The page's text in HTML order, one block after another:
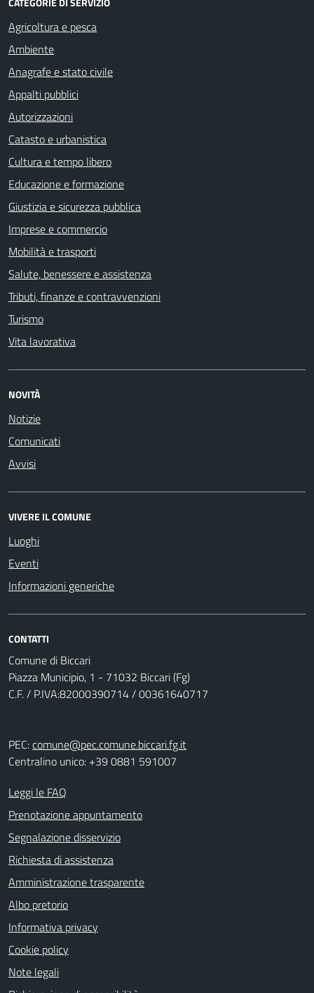
Agricoltura e pesca
Ambiente
Anagrafe e stato civile
Appalti pubblici
Autorizzazioni
Catasto e urbanistica
Cultura e tempo libero
Educazione e formazione
Giustizia e sicurezza pubblica
Imprese e commercio
Mobilità e trasporti
Salute, benessere e assistenza
Tributi, finanze e contravvenzioni
Turismo
Vita lavorativa
NOVITÀ
Notizie
Comunicati
Avvisi
VIVERE IL COMUNE
Luoghi
Eventi
Informazioni generiche
CONTATTI
Comune di Biccari
Piazza Municipio, 1 - 71032 Biccari (Fg)
C.F. / P.IVA:82000390714 / 00361640717
PEC:comune@pec.comune.biccari.fg.it
Centralino unico: +39 0881 591007
Leggi le FAQ
Prenotazione appuntamento
Segnalazione disservizio
Richiesta di assistenza
Amministrazione trasparente
Albo pretorio
Informativa privacy
Cookie policy
Note legali